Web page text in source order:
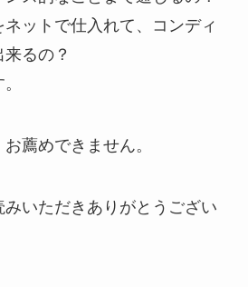
ットで仕入れて、コンディ
るの？
お薦めできません。
いただきありがとうござい